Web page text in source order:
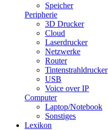
Speicher
Peripherie
3D Drucker
Cloud
Laserdrucker
Netzwerke
Router
Tintenstrahldrucker
USB
Voice over IP
Computer
Laptop/Notebook
Sonstiges
Lexikon